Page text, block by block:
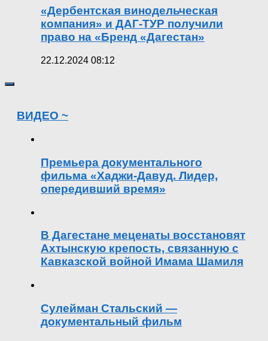
«Дербентская винодельческая
компания» и ДАГ-ТУР получили
право на «Бренд «Дагестан»
22.12.2024 08:12
ВИДЕО ~
Премьера документального
фильма «Хаджи-Давуд. Лидер,
опередивший время»
В Дагестане меценаты восстановят
Ахтынскую крепость, связанную с
Кавказской войной Имама Шамиля
Сулейман Стальский —
документальный фильм